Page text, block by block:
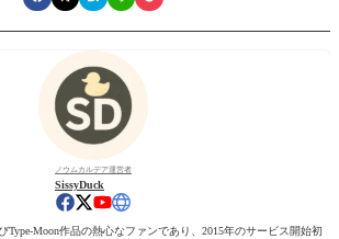
ノウムカルデア運営者
SissyDuck
Type-Moon作品の熱心なファンであり、2015年のサービス開始初